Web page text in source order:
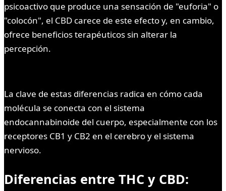
psicoactivo que produce una sensación de "euforia" o
"colocón", el CBD carece de este efecto y, en cambio,
ofrece beneficios terapéuticos sin alterar la
percepción.
La clave de estas diferencias radica en cómo cada
molécula se conecta con el sistema
endocannabinoide del cuerpo, especialmente con los
receptores CB1 y CB2 en el cerebro y el sistema
nervioso.
Diferencias entre THC y CBD: